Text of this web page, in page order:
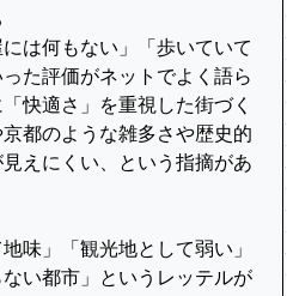
は何もない」「歩いていて
た評価がネットでよく語ら
快適さ」を重視した街づく
都のような雑多さや歴史的
えにくい、という指摘があ
味」「観光地として弱い」
い都市」というレッテルが